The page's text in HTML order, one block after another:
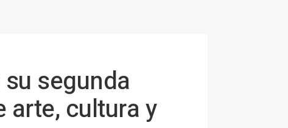
segunda
arte, cultura y